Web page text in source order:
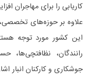
کاریابی را برای مهاجران
علاوه بر حوزه‌های
این کشور مورد توجه
رانندگان، نظافتچی‌ها،
جوشکاری و کارکنان انبار